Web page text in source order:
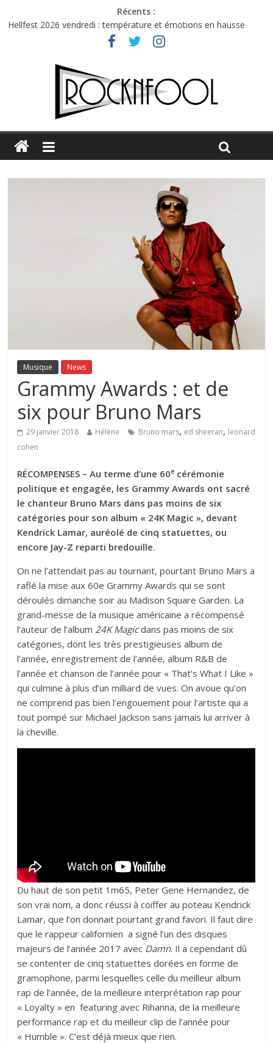
Récents :
Hellfest 2026 vendredi : température et émotions en hausse
Hellfest 2026 jeudi : impossible de choisir entre chaleur et bonne
Première édition du Midgard Festival : entre bière, métal et
Charlie Puth à l’Olympia : la leçon de pop du Professeur Puth
Jon Spencer & the HITmakers : coup de chaud au café Atlantik
Musique News
Grammy Awards : et de
six pour Bruno Mars
29 janvier 2018 Hélène Bruno mars, ed sheeran, leonard
cohen
RÉCOMPENSES – Au terme d’une 60e cérémonie
politique et engagée, les Grammy Awards ont sacré
le chanteur Bruno Mars dans pas moins de six
catégories pour son album « 24K Magic », devant
Kendrick Lamar, auréolé de cinq statuettes, ou
encore Jay-Z reparti bredouille.
On ne l’attendait pas au tournant, pourtant Bruno Mars a
raflé la mise aux 60e Grammy Awards qui se sont
déroulés dimanche soir au Madison Square Garden. La
grand-messe de la musique américaine a récompensé
l’auteur de l’album 24K Magicdans pas moins de six
catégories, dont les très prestigieuses album de
l’année, enregistrement de l’année, album R&B de
l’année et chanson de l’année pour « That’s What I Like »
qui culmine à plus d’un milliard de vues. On avoue qu’on
ne comprend pas bien l’engouement pour l’artiste qui a
tout pompé sur Michael Jackson sans jamais lui arriver à
la cheville.
Du haut de son petit 1m65, Peter Gene Hernandez, de
son vrai nom, a donc réussi à coiffer au poteau Kendrick
Lamar, que l’on donnait pourtant grand favori. Il faut dire
que le rappeur californien a signé l’un des disques
majeurs de l’année 2017 avec Damn. Il a cependant dû
se contenter de cinq statuettes dorées en forme de
gramophone, parmi lesquelles celle du meilleur album
rap de l’année, de la meilleure interprétation rap pour
« Loyalty » en featuring avec Rihanna, de la meilleure
performance rap et du meilleur clip de l’année pour
« Humble ». C’est déjà mieux que rien.